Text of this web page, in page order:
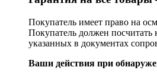
Покупатель имеет право на
Покупатель должен посчитать
указанных в документах
Ваши действия при